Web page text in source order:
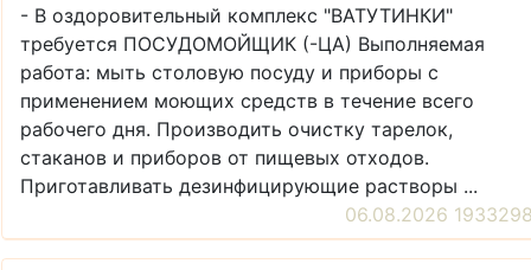
- В оздоровительный комплекс "ВАТУТИНКИ"
требуется ПОСУДОМОЙЩИК (-ЦА) Выполняемая
работа: мыть столовую посуду и приборы с
применением моющих средств в течение всего
рабочего дня. Производить очистку тарелок,
стаканов и приборов от пищевых отходов.
Приготавливать дезинфицирующие растворы ...
06.08.2026